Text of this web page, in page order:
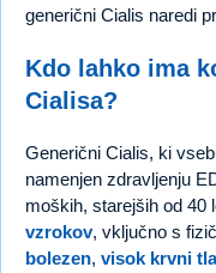
generični Cialis naredi
Kdo lahko ima
Cialisa?
Generični Cialis, ki
namenjen zdravljenju
moških, starejših od 40
vzrokov, vključno s
bolezen, visok krvni